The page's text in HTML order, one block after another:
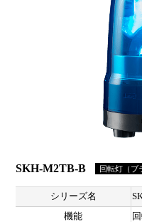
SKH-M2TB-B 回転灯（ブ
シリーズ名
機能